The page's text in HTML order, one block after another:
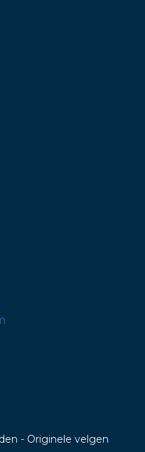
- Originele velgen